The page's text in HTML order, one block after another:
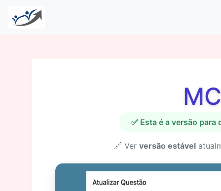
✅ Esta é a versão
🔗 Ver versão estável